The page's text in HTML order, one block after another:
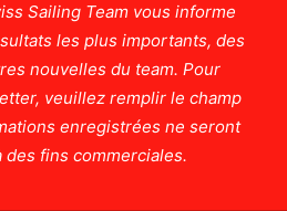
Sailing Team vous informe
les plus importants, des
nouvelles du team. Pour
veuillez remplir le champ
enregistrées ne seront
des fins commerciales.